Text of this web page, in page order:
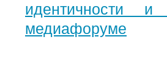
идентичности
медиафоруме